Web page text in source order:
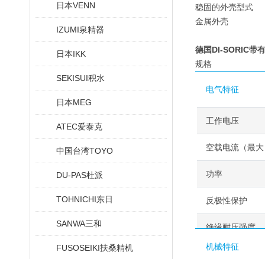
日本VENN
IZUMI泉精器
日本IKK
SEKISUI积水
日本MEG
ATEC爱泰克
中国台湾TOYO
DU-PAS杜派
TOHNICHI东日
SANWA三和
FUSOSEIKI扶桑精机
稳固的外壳型式
金属外壳
德国DI-SORIC带
规格
电气特征
工作电压
空载电流（最
功率
反极性保护
绝缘耐压强度
机械特征